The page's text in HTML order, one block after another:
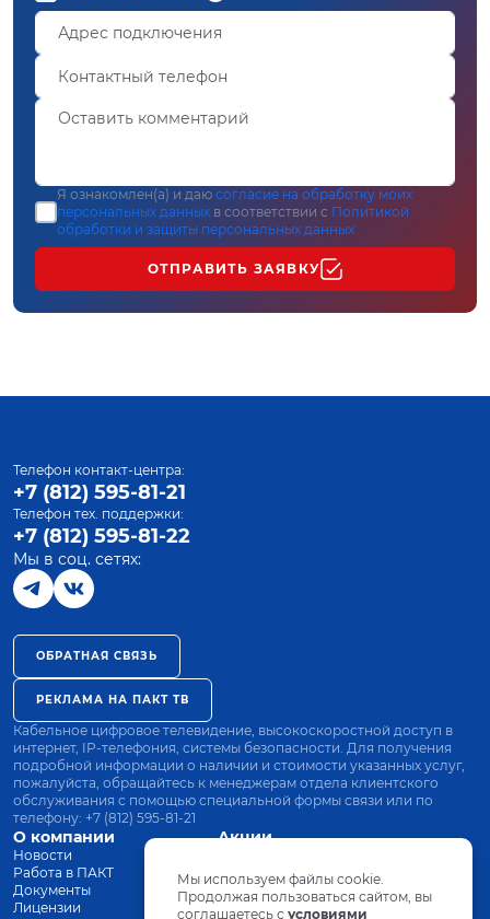
Я ознакомлен(а) и даю согласие на обработку моих
персональных данных в соответствии с Политикой
обработки и защиты персональных данных
ОТПРАВИТЬ ЗАЯВКУ
О компании
Новости
Работа в ПАКТ
Документы
Лицензии
Акции
Оплата
Оборудование
Телефон контакт-центра:
+7 (812) 595-81-21
Телефон тех. поддержки:
+7 (812) 595-81-22
Мы в соц. сетях:
ОБРАТНАЯ СВЯЗЬ
РЕКЛАМА НА ПАКТ ТВ
Кабельное цифровое телевидение, высокоскоростной доступ в
интернет, IP-телефония, системы безопасности. Для получения
подробной информации о наличии и стоимости указанных услуг,
пожалуйста, обращайтесь к менеджерам отдела клиентского
обслуживания с помощью специальной формы связи или по
телефону: +7 (812) 595-81-21
Мы используем файлы cookie.
Продолжая пользоваться сайтом, вы
соглашаетесь с условиями